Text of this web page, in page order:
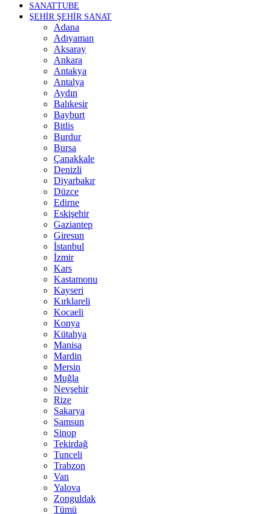
SANATTUBE
ŞEHİR ŞEHİR SANAT
Adana
Adıyaman
Aksaray
Ankara
Antakya
Antalya
Aydın
Balıkesir
Bayburt
Bitlis
Burdur
Bursa
Çanakkale
Denizli
Diyarbakır
Düzce
Edirne
Eskişehir
Gaziantep
Giresun
İstanbul
İzmir
Kars
Kastamonu
Kayseri
Kırklareli
Kocaeli
Konya
Kütahya
Manisa
Mardin
Mersin
Muğla
Nevşehir
Rize
Sakarya
Samsun
Sinop
Tekirdağ
Tunceli
Trabzon
Van
Yalova
Zonguldak
Tümü